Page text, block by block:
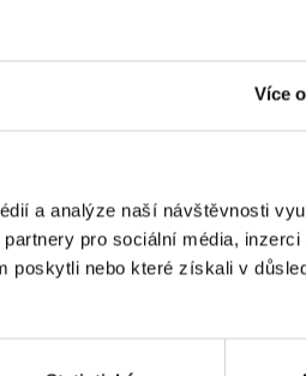
Více
a analýze naší návštěvnosti
pro sociální média, inzerci
poskytli nebo které získali v